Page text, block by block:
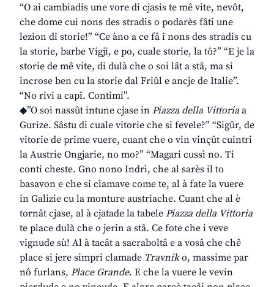
“O ai cambiadis une vore di cjasis te mê vite, nevôt,
che dome cui nons des stradis o podarès fâti une
lezion di storie!” “Ce àno a ce fâ i nons des stradis cu
la storie, barbe Vigji, e po, cuale storie, la tô?” “E je la
storie de mê vite, di dulà che o soi lât a stâ, ma si
incrose ben cu la storie dal Friûl e ancje de Italie”.
“No rivi a capî. Contimi”.
◆”O soi nassût intune cjase in Piazza della Vittoria a
Gurize. Sâstu di cuale vitorie che si fevele?” “Sigûr, de
vitorie de prime vuere, cuant che o vin vinçût cuintri
la Austrie Ongjarie, no mo?” “Magari cussì no. Ti
conti cheste. Gno nono Indrì, che al sarès il to
basavon e che si clamave come te, al à fate la vuere
in Galizie cu la monture austriache. Cuant che al è
tornât cjase, al à cjatade la tabele Piazza della Vittoria
te place dulà che o jerin a stâ. Ce fote che i veve
vignude sù! Al à tacât a sacraboltâ e a vosâ che chê
place si jere simpri clamade Travniko, massime par
nô furlans, Place Grande. E che la vuere le vevin